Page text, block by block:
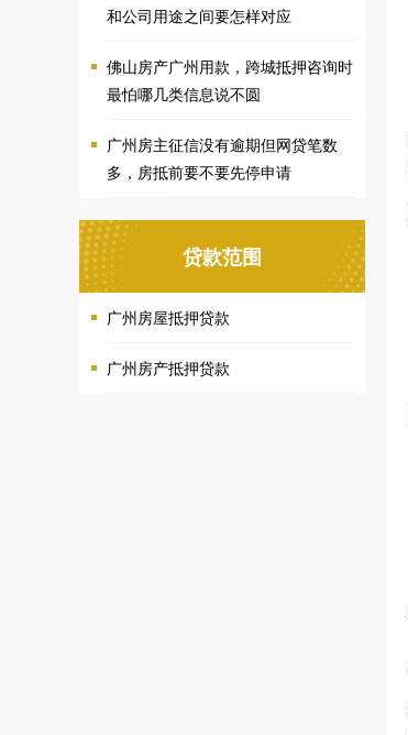
和公司用途之间要怎样对应
佛山房产广州用款，跨城抵押咨询时
最怕哪几类信息说不圆
广州房主征信没有逾期但网贷笔数
多，房抵前要不要先停申请
贷款范围
广州房屋抵押贷款
广州房产抵押贷款